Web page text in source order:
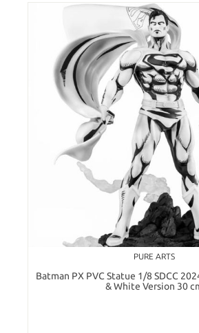
PURE ARTS
Batman PX PVC Statue 1/8 SDCC
& White Version 30